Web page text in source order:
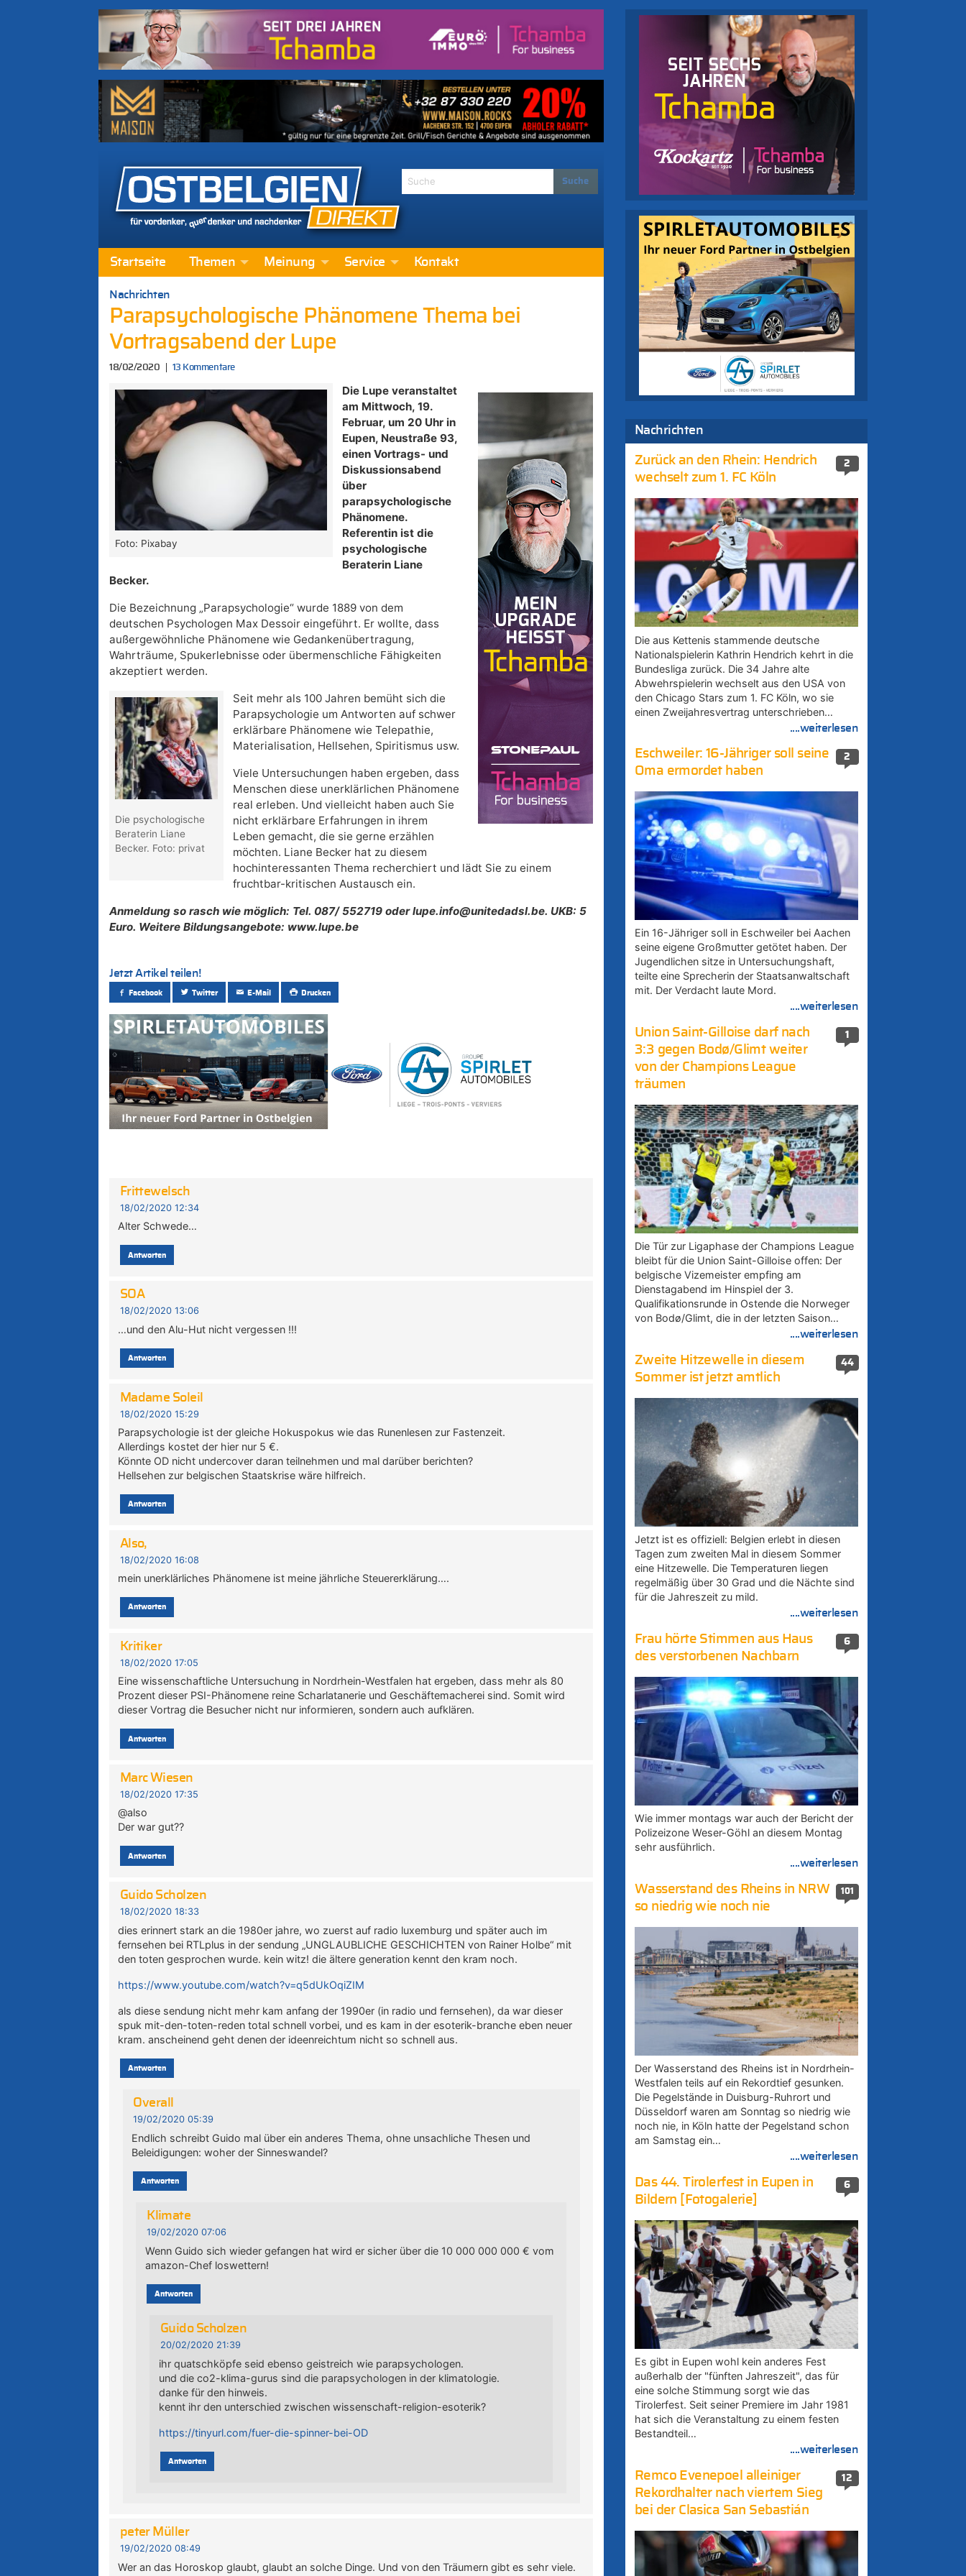
Startseite Themen Meinung Service Kontakt
Nachrichten
Parapsychologische Phänomene Thema bei
Vortragsabend der Lupe
18/02/2020 13 Kommentare
Foto: Pixabay
Die Lupe veranstaltet
am Mittwoch, 19.
Februar, um 20 Uhr in
Eupen, Neustraße 93,
einen Vortrags- und
Diskussionsabend
über
parapsychologische
Phänomene.
Referentin ist die
psychologische
Beraterin Liane
Becker.
Die Bezeichnung „Parapsychologie“ wurde 1889 von dem
deutschen Psychologen Max Dessoir eingeführt. Er wollte, dass
außergewöhnliche Phänomene wie Gedankenübertragung,
Wahrträume, Spukerlebnisse oder übermenschliche Fähigkeiten
akzeptiert werden.
Die psychologische
Beraterin Liane
Becker. Foto: privat
Seit mehr als 100 Jahren bemüht sich die
Parapsychologie um Antworten auf schwer
erklärbare Phänomene wie Telepathie,
Materialisation, Hellsehen, Spiritismus usw.
Viele Untersuchungen haben ergeben, dass
Menschen diese unerklärlichen Phänomene
real erleben. Und vielleicht haben auch Sie
nicht erklärbare Erfahrungen in ihrem
Leben gemacht, die sie gerne erzählen
möchten. Liane Becker hat zu diesem
hochinteressanten Thema recherchiert und lädt Sie zu einem
fruchtbar-kritischen Austausch ein.
Anmeldung so rasch wie möglich: Tel. 087/ 552719 oder lupe.info@unitedadsl.be. UKB: 5
Euro. Weitere Bildungsangebote: www.lupe.be
Jetzt Artikel teilen!
Facebook Twitter E-Mail Drucken
Frittewelsch
18/02/2020 12:34
Alter Schwede…
Antworten
SOA
18/02/2020 13:06
…und den Alu-Hut nicht vergessen !!!
Antworten
Madame Soleil
18/02/2020 15:29
Parapsychologie ist der gleiche Hokuspokus wie das Runenlesen zur Fastenzeit.
Allerdings kostet der hier nur 5 €.
Könnte OD nicht undercover daran teilnehmen und mal darüber berichten?
Hellsehen zur belgischen Staatskrise wäre hilfreich.
Antworten
Also,
18/02/2020 16:08
mein unerklärliches Phänomene ist meine jährliche Steuererklärung….
Antworten
Kritiker
18/02/2020 17:05
Eine wissenschaftliche Untersuchung in Nordrhein-Westfalen hat ergeben, dass mehr als 80
Prozent dieser PSI-Phänomene reine Scharlatanerie und Geschäftemacherei sind. Somit wird
dieser Vortrag die Besucher nicht nur informieren, sondern auch aufklären.
Antworten
Marc Wiesen
18/02/2020 17:35
@also
Der war gut??
Antworten
Guido Scholzen
18/02/2020 18:33
dies erinnert stark an die 1980er jahre, wo zuerst auf radio luxemburg und später auch im
fernsehen bei RTLplus in der sendung „UNGLAUBLICHE GESCHICHTEN von Rainer Holbe“ mit
den toten gesprochen wurde. kein witz! die ältere generation kennt den kram noch.
https://www.youtube.com/watch?v=q5dUkOqiZIM
als diese sendung nicht mehr kam anfang der 1990er (in radio und fernsehen), da war dieser
spuk mit-den-toten-reden total schnell vorbei, und es kam in der esoterik-branche eben neuer
kram. anscheinend geht denen der ideenreichtum nicht so schnell aus.
Antworten
Overall
19/02/2020 05:39
Endlich schreibt Guido mal über ein anderes Thema, ohne unsachliche Thesen und
Beleidigungen: woher der Sinneswandel?
Antworten
Klimate
19/02/2020 07:06
Wenn Guido sich wieder gefangen hat wird er sicher über die 10 000 000 000 € vom
amazon-Chef loswettern!
Antworten
Guido Scholzen
20/02/2020 21:39
ihr quatschköpfe seid ebenso geistreich wie parapsychologen.
und die co2-klima-gurus sind die parapsychologen in der klimatologie.
danke für den hinweis.
kennt ihr den unterschied zwischen wissenschaft-religion-esoterik?
https://tinyurl.com/fuer-die-spinner-bei-OD
Antworten
peter Müller
19/02/2020 08:49
Wer an das Horoskop glaubt, glaubt an solche Dinge. Und von den Träumern gibt es sehr viele.
Nachrichten
2
Zurück an den Rhein: Hendrich
wechselt zum 1. FC Köln
Die aus Kettenis stammende deutsche
Nationalspielerin Kathrin Hendrich kehrt in die
Bundesliga zurück. Die 34 Jahre alte
Abwehrspielerin wechselt aus den USA von
den Chicago Stars zum 1. FC Köln, wo sie
einen Zweijahresvertrag unterschrieben…
....weiterlesen
2
Eschweiler: 16-Jähriger soll seine
Oma ermordet haben
Ein 16-Jähriger soll in Eschweiler bei Aachen
seine eigene Großmutter getötet haben. Der
Jugendlichen sitze in Untersuchungshaft,
teilte eine Sprecherin der Staatsanwaltschaft
mit. Der Verdacht laute Mord.
....weiterlesen
1
Union Saint-Gilloise darf nach
3:3 gegen Bodø/Glimt weiter
von der Champions League
träumen
Die Tür zur Ligaphase der Champions League
bleibt für die Union Saint-Gilloise offen: Der
belgische Vizemeister empfing am
Dienstagabend im Hinspiel der 3.
Qualifikationsrunde in Ostende die Norweger
von Bodø/Glimt, die in der letzten Saison…
....weiterlesen
44
Zweite Hitzewelle in diesem
Sommer ist jetzt amtlich
Jetzt ist es offiziell: Belgien erlebt in diesen
Tagen zum zweiten Mal in diesem Sommer
eine Hitzewelle. Die Temperaturen liegen
regelmäßig über 30 Grad und die Nächte sind
für die Jahreszeit zu mild.
....weiterlesen
6
Frau hörte Stimmen aus Haus
des verstorbenen Nachbarn
Wie immer montags war auch der Bericht der
Polizeizone Weser-Göhl an diesem Montag
sehr ausführlich.
....weiterlesen
101
Wasserstand des Rheins in NRW
so niedrig wie noch nie
Der Wasserstand des Rheins ist in Nordrhein-
Westfalen teils auf ein Rekordtief gesunken.
Die Pegelstände in Duisburg-Ruhrort und
Düsseldorf waren am Sonntag so niedrig wie
noch nie, in Köln hatte der Pegelstand schon
am Samstag ein…
....weiterlesen
6
Das 44. Tirolerfest in Eupen in
Bildern [Fotogalerie]
Es gibt in Eupen wohl kein anderes Fest
außerhalb der "fünften Jahreszeit", das für
eine solche Stimmung sorgt wie das
Tirolerfest. Seit seiner Premiere im Jahr 1981
hat sich die Veranstaltung zu einem festen
Bestandteil…
....weiterlesen
12
Remco Evenepoel alleiniger
Rekordhalter nach viertem Sieg
bei der Clasica San Sebastián